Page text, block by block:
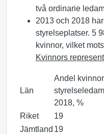
två ordinarie
2013 och 2018
styrelseplatser. 5
kvinnor, vilket
Kvinnors
Län
Andel
2018, %
Riket
19
Jämtland 19